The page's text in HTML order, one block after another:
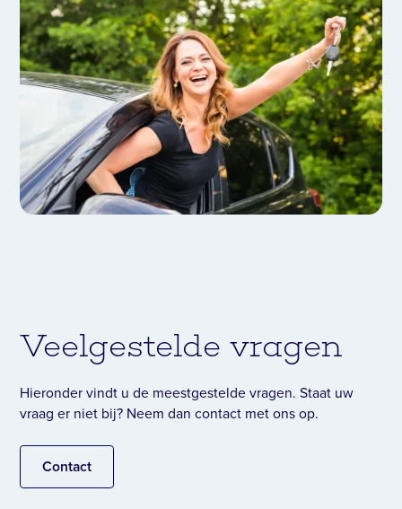
Veelgestelde vragen
Hieronder vindt u de meestgestelde vragen. Staat uw
vraag er niet bij? Neem dan contact met ons op.
Contact